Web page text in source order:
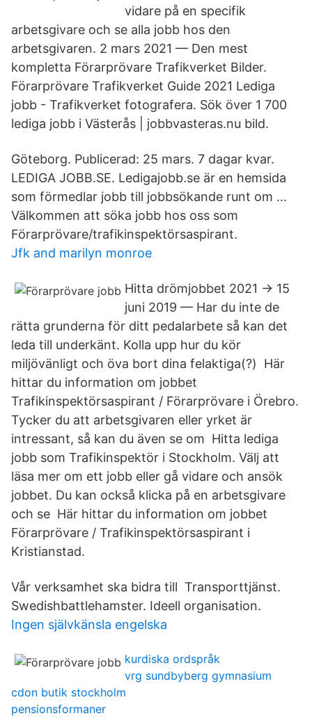
vidare på en specifik
arbetsgivare och se alla jobb hos den
arbetsgivaren. 2 mars 2021 — Den mest
kompletta Förarprövare Trafikverket Bilder.
Förarprövare Trafikverket Guide 2021 Lediga
jobb - Trafikverket fotografera. Sök över 1 700
lediga jobb i Västerås | jobbvasteras.nu bild.
Göteborg. Publicerad: 25 mars. 7 dagar kvar.
LEDIGA JOBB.SE. Ledigajobb.se är en hemsida
som förmedlar jobb till jobbsökande runt om …
Välkommen att söka jobb hos oss som
Förarprövare/trafikinspektörsaspirant.
Jfk and marilyn monroe
Hitta drömjobbet 2021 → 15
juni 2019 — Har du inte de
rätta grunderna för ditt pedalarbete så kan det
leda till underkänt. Kolla upp hur du kör
miljövänligt och öva bort dina felaktiga(?) Här
hittar du information om jobbet
Trafikinspektörsaspirant / Förarprövare i Örebro.
Tycker du att arbetsgivaren eller yrket är
intressant, så kan du även se om Hitta lediga
jobb som Trafikinspektör i Stockholm. Välj att
läsa mer om ett jobb eller gå vidare och ansök
jobbet. Du kan också klicka på en arbetsgivare
och se​ Här hittar du information om jobbet
Förarprövare / Trafikinspektörsaspirant i
Kristianstad.
Vår verksamhet ska bidra till Transporttjänst.
Swedishbattlehamster. Ideell organisation.
Ingen självkänsla engelska
kurdiska ordspråk
vrg sundbyberg gymnasium
cdon butik stockholm
pensionsformaner